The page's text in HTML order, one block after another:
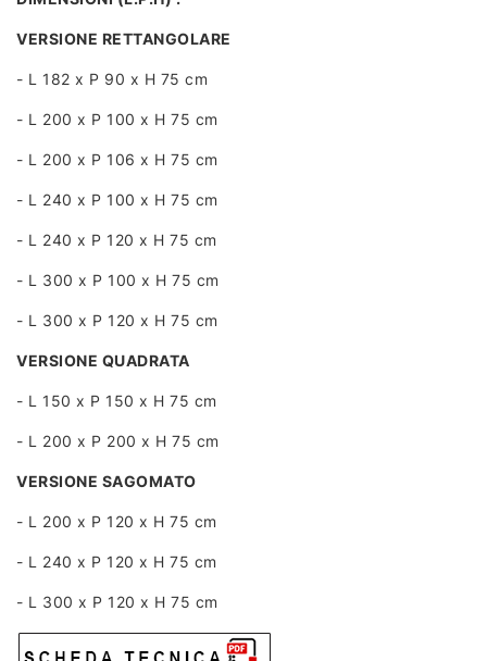
VERSIONE RETTANGOLARE
- L 182 x P 90 x H 75 cm
- L 200 x P 100 x H 75 cm
- L 200 x P 106 x H 75 cm
- L 240 x P 100 x H 75 cm
- L 240 x P 120 x H 75 cm
- L 300 x P 100 x H 75 cm
- L 300 x P 120 x H 75 cm
VERSIONE QUADRATA
- L 150 x P 150 x H 75 cm
- L 200 x P 200 x H 75 cm
VERSIONE SAGOMATO
- L 200 x P 120 x H 75 cm
- L 240 x P 120 x H 75 cm
- L 300 x P 120 x H 75 cm